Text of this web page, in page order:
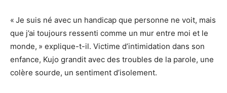
« Je suis né avec un handicap que personne ne voit, mais
que j’ai toujours ressenti comme un mur entre moi et le
monde, » explique-t-il. Victime d’intimidation dans son
enfance, Kujo grandit avec des troubles de la parole, une
colère sourde, un sentiment d’isolement.